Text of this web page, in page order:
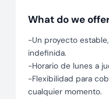
What do we
-Un proyecto
indefinida.
-Horario de lunes a
-Flexibilidad para
cualquier momento.